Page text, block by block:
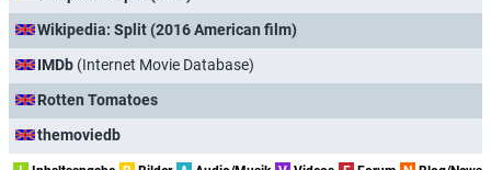
Wikipedia: Split (2016 American film)
IMDb (Internet Movie Database)
Rotten Tomatoes
themoviedb